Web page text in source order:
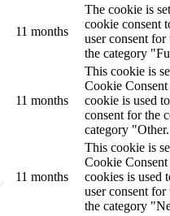
11 months
The cookie is
cookie consent
user consent
the category
11 months
This cookie is
Cookie
cookie is used
consent for the
category "Other.
11 months
This cookie is
Cookie
cookies is used
user consent
the category